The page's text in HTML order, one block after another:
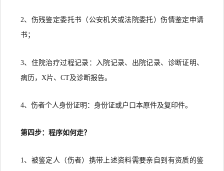
2、伤残鉴定委托书（公安机关或法院委托）伤情鉴定申请
书；
3、住院治疗过程记录：入院记录、出院记录、诊断证明、
病历，X片、CT及诊断报告。
4、伤者个人身份证明：身份证或户口本原件及复印件。
第四步：程序如何走？
1、被鉴定人（伤者）携带上述资料需要亲自到有资质的鉴